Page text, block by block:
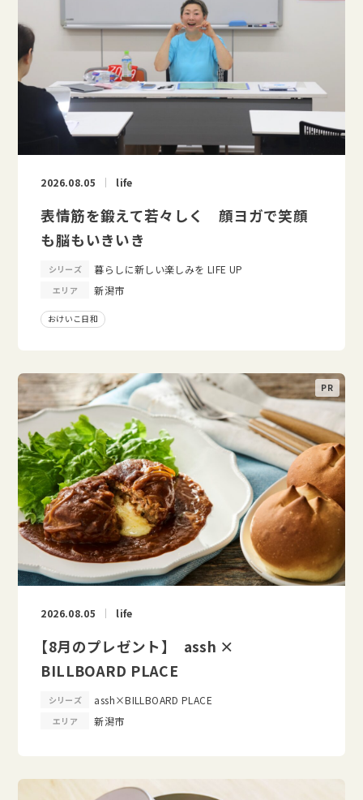
2026.08.05 life
表情筋を鍛えて若々しく 顔ヨガで笑顔
も脳もいきいき
シリーズ 暮らしに新しい楽しみを LIFE UP
エリア 新潟市
おけいこ日和
2026.08.05 life
【8月のプレゼント】 assh ×
BILLBOARD PLACE
シリーズ assh×BILLBOARD PLACE
エリア 新潟市